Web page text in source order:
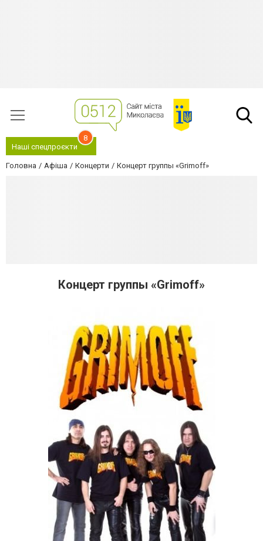
Наші спецпроєкти
8
Головна Афіша Концерти Концерт группы «Grimoff»
Концерт группы «Grimoff»